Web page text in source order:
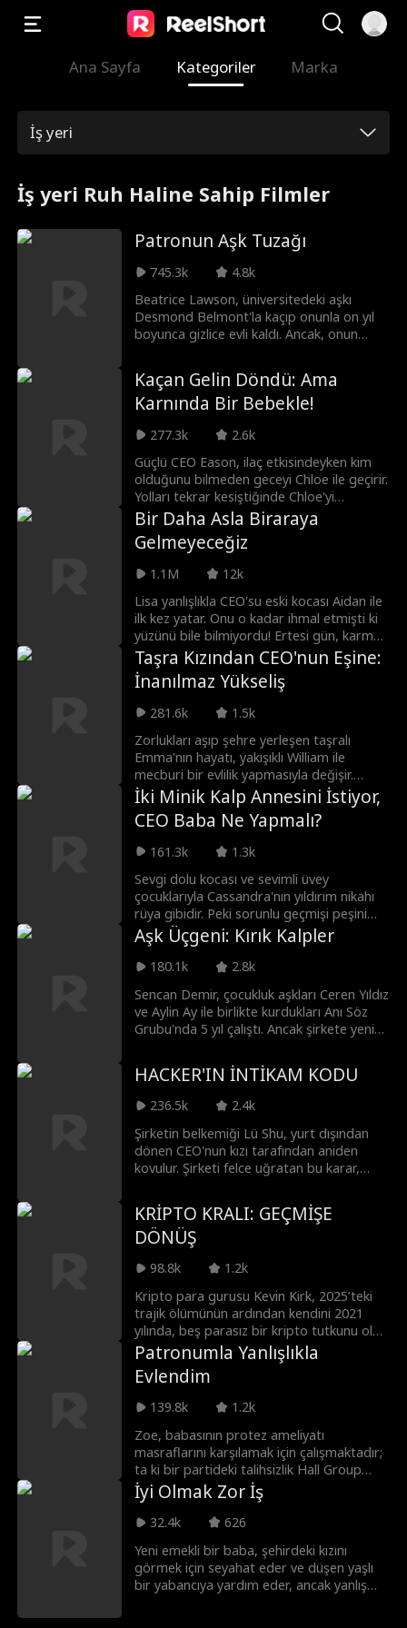
Ana Sayfa Kategoriler Marka
İş yeri
İş yeri Ruh Haline Sahip Filmler
Patronun Aşk Tuzağı
745.3k
4.8k
Beatrice Lawson, üniversitedeki aşkı
Desmond Belmont'la kaçıp onunla on yıl
boyunca gizlice evli kaldı. Ancak, onun
öğrendiğinde, Beatrice boşanmaya ve
sonunda onun gölgesinde yaşamayı
bırakmaya karar verir. Yeni bir daire ve
başladığı sırada, gizemli ve çekici Damian
Crowley ile tanışır. İki erkek onun ilgisi için
mücadele ederken, Beatrice aşkın tüm bu
acı ve fedakarlığa değip değmediğini
yoksa kendi başının çaresine bakmasının
daha iyi olacağını düşünür.
Kaçan Gelin Döndü: Ama
Karnında Bir Bebekle!
277.3k
2.6k
Güçlü CEO Eason, ilaç etkisindeyken kim
olduğunu bilmeden geceyi Chloe ile geçirir.
Yolları tekrar kesiştiğinde Chloe'yi
tanıyamayan Eason, onu sekreteri olarak
işe alır. Yanında çalışırken onun çocuğuna
hamile olduğunu öğrenen Chloe, tam bu
durumla yüzleşirken büyükannesini
kurtarmak için çaresiz kalan Eason'ın
Maura ile evlenmeyi kabul etmesiyle yıkılır.
Bebeğin babasını açıklamayı reddeden
Chloe, aralarındaki uçurumu daha da
derinleştirir. Ancak Chloe'yi Eason'dan uzak
tutmaya kararlı olan Maura'nın, Chloe'nin
annesini öldürüp onu uzak durması için
tehdit etmesiyle olaylar çok daha karanlık
bir hal alır.
Bir Daha Asla Biraraya
Gelmeyeceğiz
1.1M
12k
Lisa yanlışlıkla CEO'su eski kocası Aidan ile
ilk kez yatar. Onu o kadar ihmal etmişti ki
yüzünü bile bilmiyordu! Ertesi gün, karma
kimliklerin olduğu bir komedide Aidan, onu
sekreteri olarak işe alır ve onun peşine
düşer! Onu geri alacak mı?
Taşra Kızından CEO'nun Eşine:
İnanılmaz Yükseliş
281.6k
1.5k
Zorlukları aşıp şehre yerleşen taşralı
Emma'nın hayatı, yakışıklı William ile
mecburi bir evlilik yapmasıyla değişir.
Üstelik onun Irving Şirketi'nin CEO'su
olduğundan habersizdir. Başta ikisi de
hemen boşanmak istese de aynı evi
paylaşmak aralarındaki çekimi artırır.
Irving Şirketi'ni yanlış ellerden kurtarmak
ve filizlenen aşklarını yaşamak için
önlerindeki engelleri aşmak zorundadırlar.
İki Minik Kalp Annesini İstiyor,
CEO Baba Ne Yapmalı?
161.3k
1.3k
Sevgi dolu kocası ve sevimli üvey
çocuklarıyla Cassandra'nın yıldırım nikahı
rüya gibidir. Peki sorunlu geçmişi peşini
bırakacak mıdır? Ve bu çocuklar ona
neden bu kadar tanıdık gelmektedir?
Aşk Üçgeni: Kırık Kalpler
180.1k
2.8k
Sencan Demir, çocukluk aşkları Ceren Yıldız
ve Aylin Ay ile birlikte kurdukları Anı Söz
Grubu'nda 5 yıl çalıştı. Ancak şirkete yeni
ikili, Sencan'ı terk etti. Sencan, şirket için
hastanelik olana kadar bekledi ama artık
yeterdi! Hisselerini satıp ailesinin
ayarladığı evliliği kabul etti. Ceren ve Aylin,
bunun bir şaka olduğunu düşündü... Ta ki
Sencan'ın evlilik davetiyesi eline ulaşana
kadar!
HACKER'IN İNTİKAM KODU
236.5k
2.4k
Şirketin belkemiği Lü Shu, yurt dışından
dönen CEO'nun kızı tarafından aniden
kovulur. Şirketi felce uğratan bu karar,
zincirini başlatır.
KRİPTO KRALI: GEÇMİŞE
DÖNÜŞ
98.8k
1.2k
Kripto para gurusu Kevin Kirk, 2025’teki
trajik ölümünün ardından kendini 2021
yılında, beş parasız bir kripto tutkunu olan
Ziggy’nin bedeninde bulur. Kız arkadaşı
Luna’yla tanışmadan önceki o dönüm
noktasına ve meşhur 19 Mayıs çöküşünün
arifesine geri döndüğünü fark eden Kevin,
geçmiş hatalarını düzeltmek için bir fırsat
yakalar. Ancak Ziggy’yi zirveye taşırken,
zaman yolculuğuyla ilgili beklenmedik bir
gerçeği keşfedecektir...
Patronumla Yanlışlıkla
Evlendim
139.8k
1.2k
Zoe, babasının protez ameliyatı
masraflarını karşılamak için çalışmaktadır;
ta ki bir partideki talihsizlik Hall Group
CEO'su Jeremiah'ı küçük düşürene kadar.
Barda tesadüfen karşılaşmaları çılgın bir
geceyle sonuçlanır ve Zoe çok geçmeden
ve beklenmedik bir hamilelik üzerine
Jeremiah ona evlenme teklif eder. Bir
mantık evliliği olarak başlayan bu ilişki,
İyi Olmak Zor İş
32.4k
626
Yeni emekli bir baba, şehirdeki kızını
görmek için seyahat eder ve düşen yaşlı
bir yabancıya yardım eder, ancak yanlış